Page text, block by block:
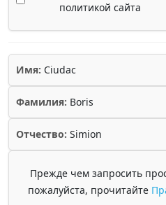
политикой сайта
Имя: Ciudac
Фамилия: Boris
Отчество: Simion
Прежде чем запросить
пожалуйста, прочитайте